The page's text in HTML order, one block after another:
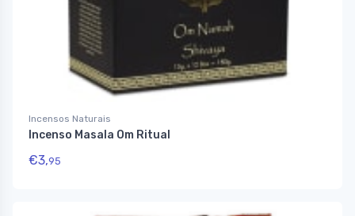
Incensos Naturais
Incenso Masala Om Ritual
€3,95